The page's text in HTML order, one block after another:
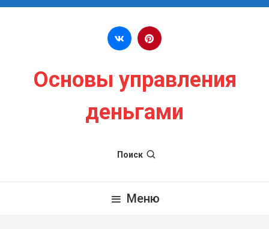
Перейти к содержимому
Основы управления
деньгами
Поиск
Меню